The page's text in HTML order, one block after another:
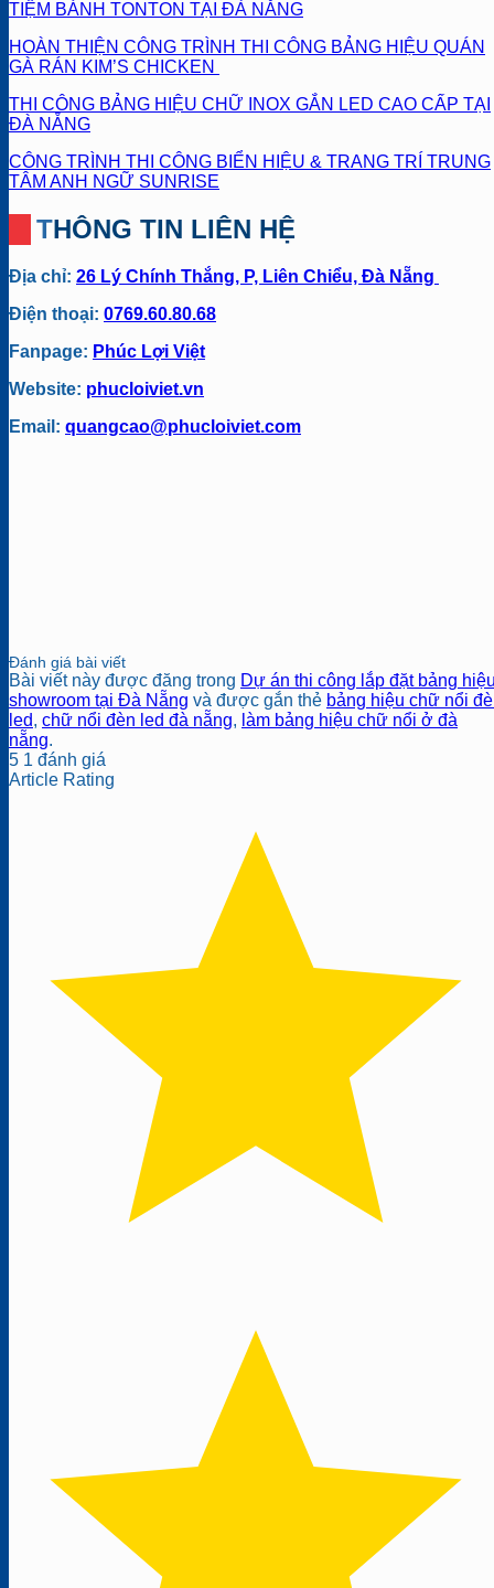
TIỆM BÁNH TONTON TẠI ĐÀ NẴNG
HOÀN THIỆN CÔNG TRÌNH THI CÔNG BẢNG HIỆU QUÁN
GÀ RÁN KIM’S CHICKEN
THI CÔNG BẢNG HIỆU CHỮ INOX GẮN LED CAO CẤP TẠI
ĐÀ NẴNG
CÔNG TRÌNH THI CÔNG BIỂN HIỆU & TRANG TRÍ TRUNG
TÂM ANH NGỮ SUNRISE
THÔNG TIN LIÊN HỆ
Địa chỉ: 26 Lý Chính Thắng, P, Liên Chiểu, Đà Nẵng
Điện thoại: 0769.60.80.68
Fanpage: Phúc Lợi Việt
Website: phucloiviet.vn
Email: quangcao@phucloiviet.com
Đánh giá bài viết
Bài viết này được đăng trong Dự án thi công lắp đặt bảng
showroom tại Đà Nẵng và được gắn thẻ bảng hiệu chữ nổi
led, chữ nổi đèn led đà nẵng, làm bảng hiệu chữ nổi ở đà
nẵng.
5 1 đánh giá
Article Rating